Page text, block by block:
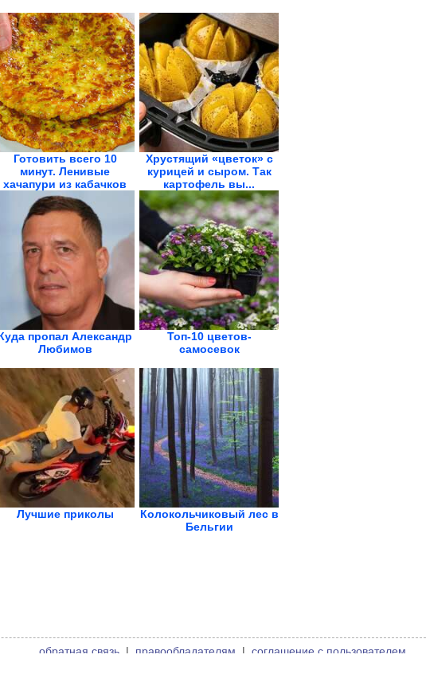
Готовить всего 10
минут. Ленивые
хачапури из кабачков
Хрустящий «цветок» с
курицей и сыром. Так
картофель вы...
пропал Александр
Любимов
Топ-10 цветов-
самосевок
Лучшие приколы
Колокольчиковый лес в
Бельгии
обратная связь | правообладателям | соглашение с пользователем